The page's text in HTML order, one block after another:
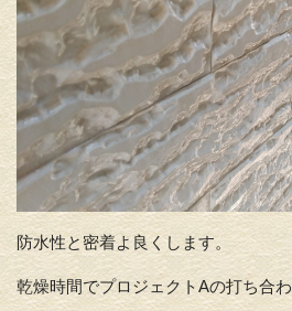
防水性と密着よ良くします。
乾燥時間でプロジェクトAの打ち合わ